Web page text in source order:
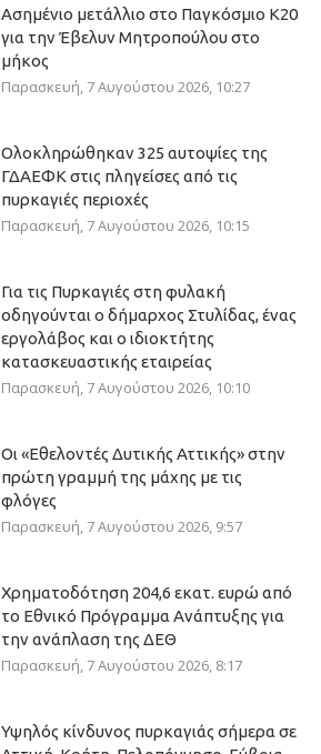
Ασημένιο μετάλλιο στο Παγκόσμιο Κ20
για την Έβελυν Μητροπούλου στο
μήκος
Παρασκευή, 7 Αυγούστου 2026, 10:27
Ολοκληρώθηκαν 325 αυτοψίες της
ΓΔΑΕΦΚ στις πληγείσες από τις
πυρκαγιές περιοχές
Παρασκευή, 7 Αυγούστου 2026, 10:15
Για τις Πυρκαγιές στη φυλακή
οδηγούνται ο δήμαρχος Στυλίδας, ένας
εργολάβος και ο ιδιοκτήτης
κατασκευαστικής εταιρείας
Παρασκευή, 7 Αυγούστου 2026, 10:10
Οι «Εθελοντές Δυτικής Αττικής» στην
πρώτη γραμμή της μάχης με τις
φλόγες
Παρασκευή, 7 Αυγούστου 2026, 9:57
Χρηματοδότηση 204,6 εκατ. ευρώ από
το Εθνικό Πρόγραμμα Ανάπτυξης για
την ανάπλαση της ΔΕΘ
Παρασκευή, 7 Αυγούστου 2026, 8:17
Υψηλός κίνδυνος πυρκαγιάς σήμερα σε